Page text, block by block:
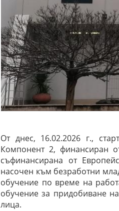
От днес, 16.02.2026 г.,
Компонент 2, финансиран
съфинансирана от
насочен към безработни
обучение по време на
обучение за придобиване
лица.